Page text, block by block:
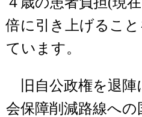
倍に引き上げるこ
ています。
旧自公政権を退陣
会保障削減路線へ